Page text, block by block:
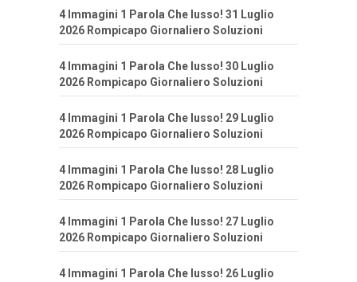
4 Immagini 1 Parola Che lusso! 31 Luglio
2026 Rompicapo Giornaliero Soluzioni
4 Immagini 1 Parola Che lusso! 30 Luglio
2026 Rompicapo Giornaliero Soluzioni
4 Immagini 1 Parola Che lusso! 29 Luglio
2026 Rompicapo Giornaliero Soluzioni
4 Immagini 1 Parola Che lusso! 28 Luglio
2026 Rompicapo Giornaliero Soluzioni
4 Immagini 1 Parola Che lusso! 27 Luglio
2026 Rompicapo Giornaliero Soluzioni
4 Immagini 1 Parola Che lusso! 26 Luglio